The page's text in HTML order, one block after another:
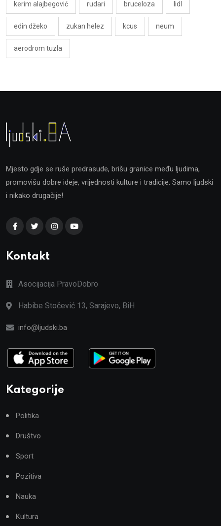
kerim alajbegović rudari bruceloza lidl
edin džeko zukan helez kcus neum
aerodrom tuzla
Mjesto gdje se ruše predrasude, brišu granice među ljudima,
promovišu dobre ideje, vrijednosti kulture i tradicije. Samo ljudski
i nikako drugačije!
Kontakt
Asocijacija PravoDobro
Habibe Stočević 13, Sarajevo, BiH
info@ljudski.ba
Kategorije
Politika
Društvo
Sport
Pozitiva
Nauka
Kultura